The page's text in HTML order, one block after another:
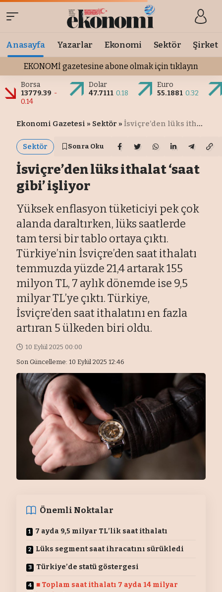
Anasayfa Yazarlar Ekonomi Sektör Şirket
EKONOMİ gazetesine abone olmak için tıklayın
Borsa
13779.39 -
0.14
Dolar
47.7111 0.18
Euro
55.1881 0.32
Ekonomi Gazetesi » Sektör »İsviçre’den lüks ithalat ‘saat gibi’ işliyor
Sektör Sonra Oku
İsviçre’den lüks ithalat ‘saat
gibi’ işliyor
Yüksek enflasyon tüketiciyi pek çok
alanda daraltırken, lüks saatlerde
tam tersi bir tablo ortaya çıktı.
Türkiye’nin İsviçre’den saat ithalatı
temmuzda yüzde 21,4 artarak 155
milyon TL, 7 aylık dönemde ise 9,5
milyar TL’ye çıktı. Türkiye,
İsviçre’den saat ithalatını en fazla
artıran 5 ülkeden biri oldu.
Son Güncelleme: 10 Eylül 2025 12:46
10 Eylül 2025 00:00
Önemli Noktalar
7 ayda 9,5 milyar TL’lik saat ithalatı
Lüks segment saat ihracatını sürükledi
Türkiye’de statü göstergesi
■ Toplam saat ithalatı 7 ayda 14 milyar